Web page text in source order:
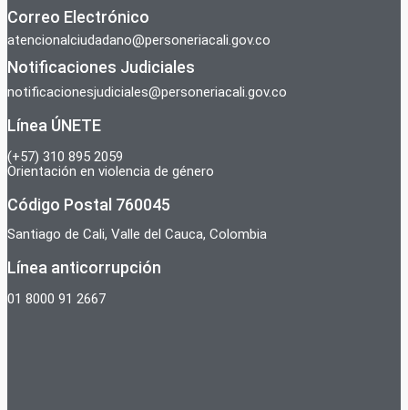
Correo Electrónico
atencionalciudadano@personeriacali.gov.co
Notificaciones Judiciales
notificacionesjudiciales@personeriacali.gov.co
Línea ÚNETE
(+57) 310 895 2059
Orientación en violencia de género
Código Postal 760045
Santiago de Cali, Valle del Cauca, Colombia
Línea anticorrupción
01 8000 91 2667